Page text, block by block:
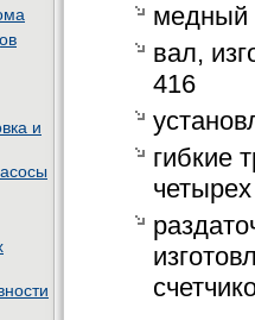
и
медный
вал,
416
гибкие